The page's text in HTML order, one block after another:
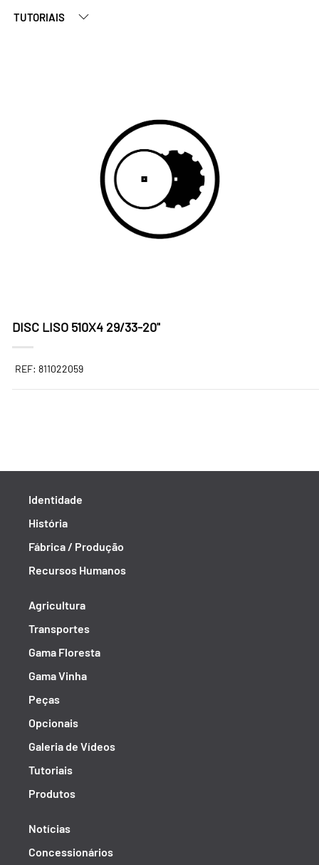
TUTORIAIS
DISC LISO 510X4 29/33-20"
REF: 811022059
Identidade
História
Fábrica / Produção
Recursos Humanos
Agricultura
Transportes
Gama Floresta
Gama Vinha
Peças
Opcionais
Galeria de Vídeos
Tutoriais
Produtos
Notícias
Concessionários